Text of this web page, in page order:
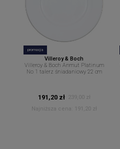
promocja
Villeroy & Boch
Villeroy & Boch Anmut Platinum
No 1 talerz śniadaniowy 22 cm
191,20 zł 239,00 zł
Najniższa cena:
191,20 zł